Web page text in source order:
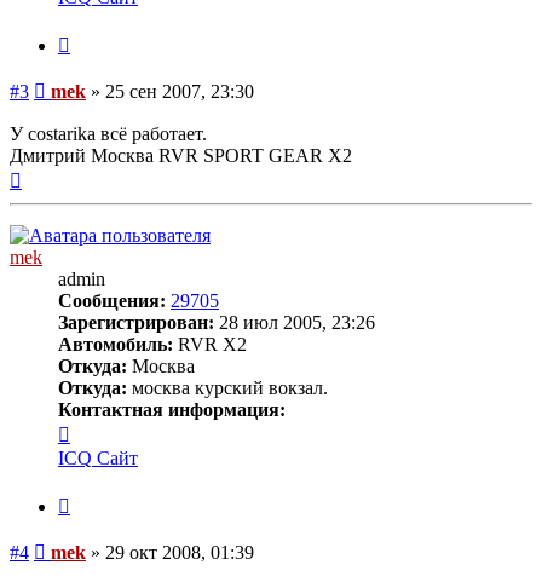
пользователя
#3 Сообщение
mek » 25 сен 2007, 23:30
У costarika всё работает.
Дмитрий Москва RVR SPORT GEAR X2
mek
admin
Сообщения: 29705
Зарегистрирован: 28 июл 2005, 23:26
Автомобиль: RVR X2
Откуда: Москва
Откуда: москва курский вокзал.
Контактная информация:
информация
пользователя
ICQ Сайт
#4 Сообщение
mek » 29 окт 2008, 01:39